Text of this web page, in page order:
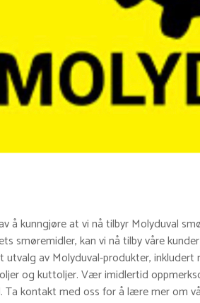
å kunngjøre at vi nå tilbyr Molyduval
smøremidler, kan vi nå tilby våre
utvalg av Molyduval-produkter,
og kuttoljer. Vær imidlertid
Ta kontakt med oss for å lære mer om